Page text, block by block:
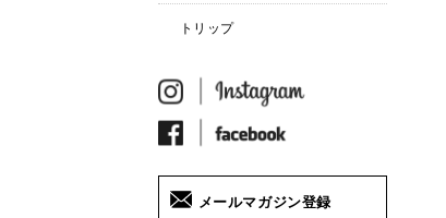
トリップ
メールマガジン登録